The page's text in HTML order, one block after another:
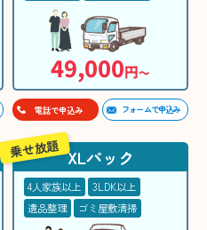
49,000円〜
電話で申込み フォームで申込み
XLパック
4人家族以上
3LDK以上
遺品整理
ゴミ屋敷清掃
乗せ放題